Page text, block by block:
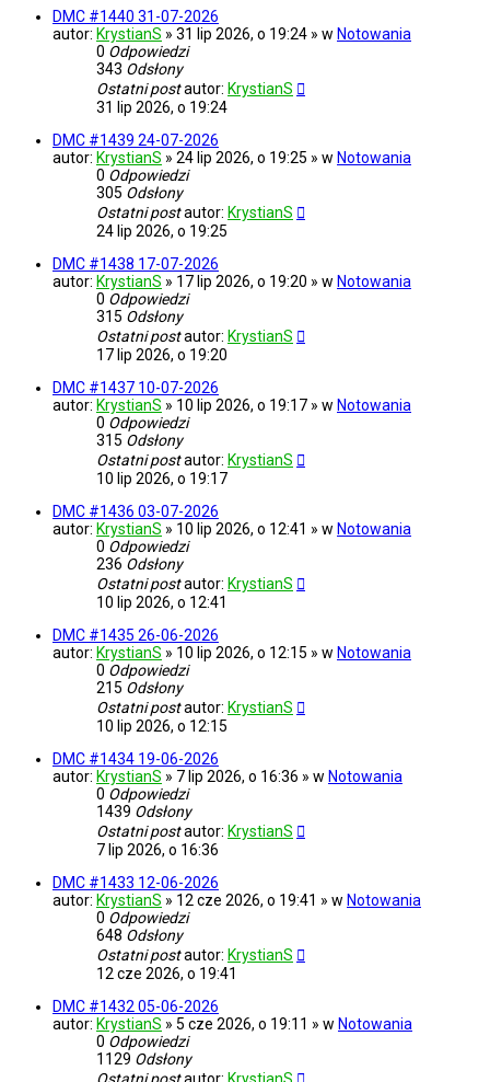
DMC #1440 31-07-2026
autor: KrystianS » 31 lip 2026, o 19:24 » w Notowania
0 Odpowiedzi
343 Odsłony
Ostatni postautor: KrystianS
31 lip 2026, o 19:24
DMC #1439 24-07-2026
autor: KrystianS » 24 lip 2026, o 19:25 » w Notowania
0 Odpowiedzi
305 Odsłony
Ostatni postautor: KrystianS
24 lip 2026, o 19:25
DMC #1438 17-07-2026
autor: KrystianS » 17 lip 2026, o 19:20 » w Notowania
0 Odpowiedzi
315 Odsłony
Ostatni postautor: KrystianS
17 lip 2026, o 19:20
DMC #1437 10-07-2026
autor: KrystianS » 10 lip 2026, o 19:17 » w Notowania
0 Odpowiedzi
315 Odsłony
Ostatni postautor: KrystianS
10 lip 2026, o 19:17
DMC #1436 03-07-2026
autor: KrystianS » 10 lip 2026, o 12:41 » w Notowania
0 Odpowiedzi
236 Odsłony
Ostatni postautor: KrystianS
10 lip 2026, o 12:41
DMC #1435 26-06-2026
autor: KrystianS » 10 lip 2026, o 12:15 » w Notowania
0 Odpowiedzi
215 Odsłony
Ostatni postautor: KrystianS
10 lip 2026, o 12:15
DMC #1434 19-06-2026
autor: KrystianS » 7 lip 2026, o 16:36 » w Notowania
0 Odpowiedzi
1439 Odsłony
Ostatni postautor: KrystianS
7 lip 2026, o 16:36
DMC #1433 12-06-2026
autor: KrystianS » 12 cze 2026, o 19:41 » w Notowania
0 Odpowiedzi
648 Odsłony
Ostatni postautor: KrystianS
12 cze 2026, o 19:41
DMC #1432 05-06-2026
autor: KrystianS » 5 cze 2026, o 19:11 » w Notowania
0 Odpowiedzi
1129 Odsłony